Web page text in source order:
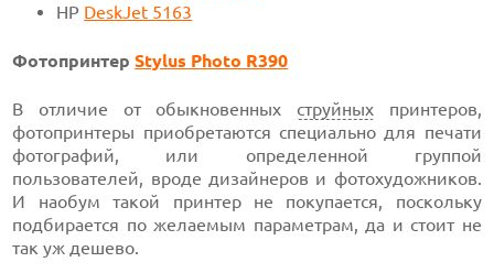
HP DeskJet 5163
ФотопринтерStylus Photo R390
В отличие от обыкновенных струйных принтеров,
фотопринтеры приобретаются специально для печати
фотографий, или определенной группой
пользователей, вроде дизайнеров и фотохудожников.
И наобум такой принтер не покупается, поскольку
подбирается по желаемым параметрам, да и стоит не
так уж дешево.